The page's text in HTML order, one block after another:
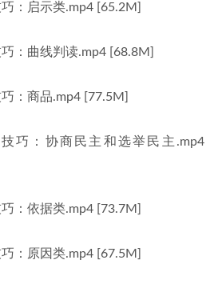
：启示类.mp4 [65.2M]
：曲线判读.mp4 [68.8M]
：商品.mp4 [77.5M]
巧：协商民主和选举民主.mp4
：依据类.mp4 [73.7M]
：原因类.mp4 [67.5M]